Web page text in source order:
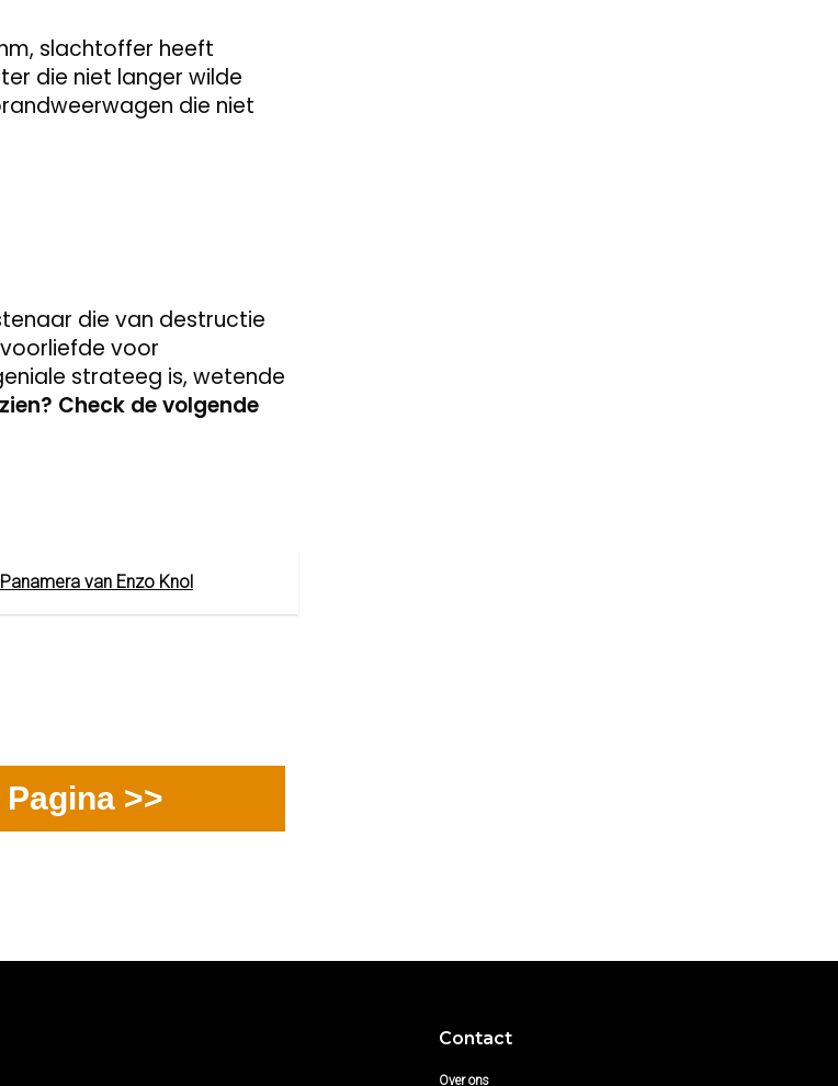
slachtoffer heeft
die niet langer wilde
die niet
die van destructie
voor
strateeg is, wetende
Check de volgende
van Enzo Knol
>>
Contact
Over ons